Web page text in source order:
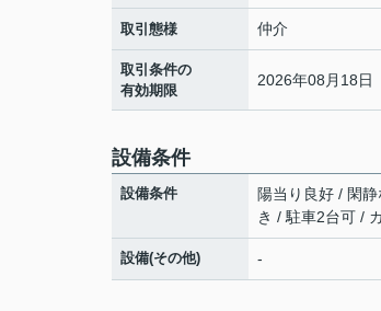
取引態様 仲介
取引条件の
有効期限
2026年08月18日
設備条件
設備条件
陽当り良好 / 閑
き / 駐車2台可 /
設備(その他) -